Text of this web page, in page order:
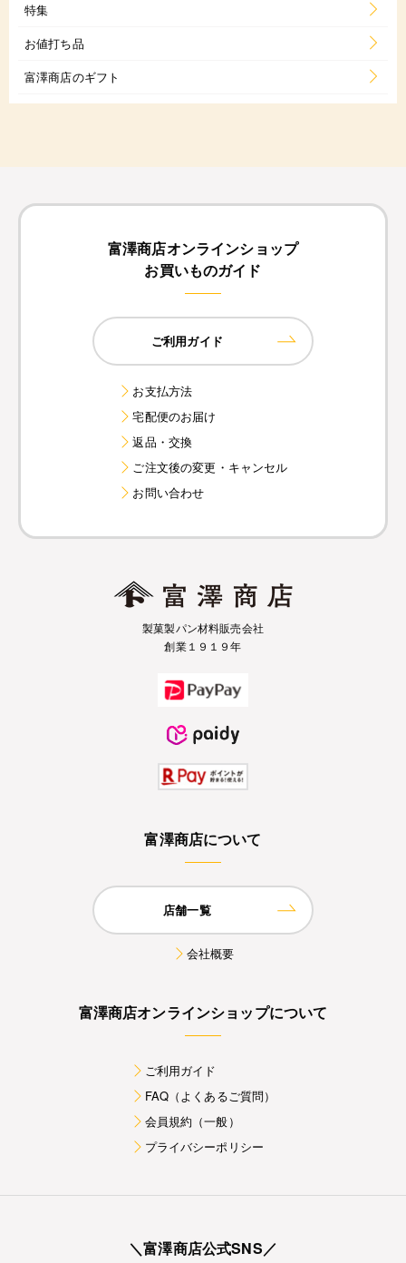
特集
お値打ち品
富澤商店のギフト
富澤商店オンラインショップ
お買いものガイド
ご利用ガイド
お支払方法
宅配便のお届け
返品・交換
ご注文後の変更・キャンセル
お問い合わせ
製菓製パン材料販売会社
創業１９１９年
富澤商店について
店舗一覧
会社概要
富澤商店オンラインショップについて
ご利用ガイド
FAQ（よくあるご質問）
会員規約（一般）
プライバシーポリシー
＼富澤商店公式SNS／